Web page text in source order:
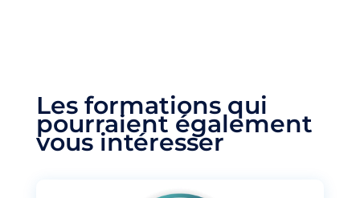
Les formations qui
pourraient également
vous intéresser